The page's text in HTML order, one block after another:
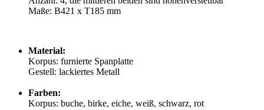
Maße: B421 x T185 mm
Material:
Korpus: furnierte Spanplatte
Gestell: lackiertes Metall
Farben:
Korpus: buche, birke, eiche, weiß, schwarz, rot